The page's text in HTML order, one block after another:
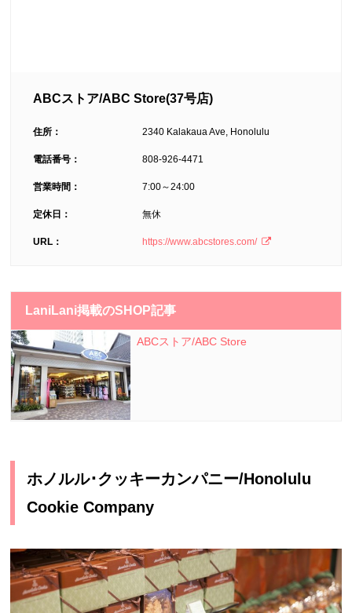
ABCストア/ABC Store(37号店)
住所： 2340 Kalakaua Ave, Honolulu
電話番号： 808-926-4471
営業時間： 7:00～24:00
定休日： 無休
URL： https://www.abcstores.com/
LaniLani掲載のSHOP記事
ABCストア/ABC Store
ホノルル･クッキーカンパニー/Honolulu
Cookie Company